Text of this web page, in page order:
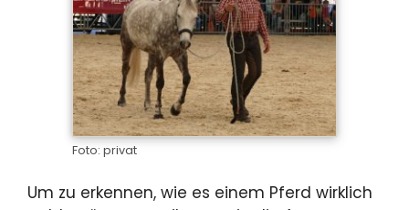
Foto: privat
Um zu erkennen, wie es einem Pferd wirklich